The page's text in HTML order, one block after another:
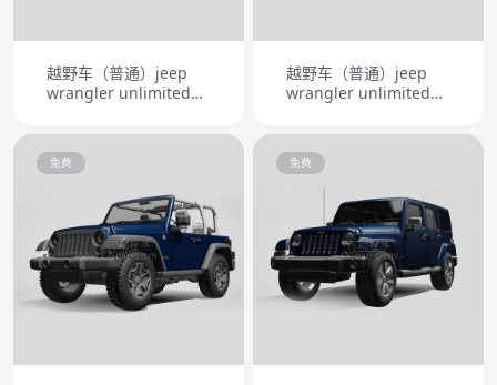
越野车（普通）jeep
wrangler unlimited
越野车（普通）jeep
wrangler unlimited
免费 免费